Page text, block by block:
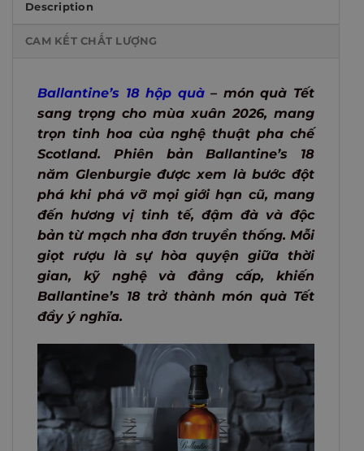
Description
CAM KẾT CHẤT LƯỢNG
Ballantine’s 18 hộp quà– món quà Tết
sang trọng cho mùa xuân 2026, mang
trọn tinh hoa của nghệ thuật pha chế
Scotland. Phiên bản Ballantine’s 18
năm Glenburgie được xem là bước đột
phá khi phá vỡ mọi giới hạn cũ, mang
đến hương vị tinh tế, đậm đà và độc
bản từ mạch nha đơn truyền thống. Mỗi
giọt rượu là sự hòa quyện giữa thời
gian, kỹ nghệ và đẳng cấp, khiến
Ballantine’s 18 trở thành món quà Tết
đầy ý nghĩa.